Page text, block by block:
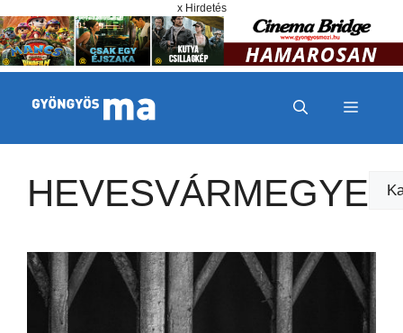
x Hirdetés
MENÜ
HEVESVÁRMEGYE